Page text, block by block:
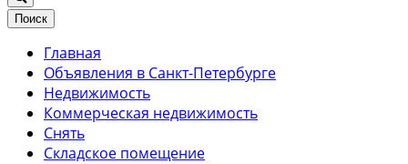
Поиск
Главная
Объявления в Санкт-Петербурге
Недвижимость
Коммерческая недвижимость
Снять
Складское помещение